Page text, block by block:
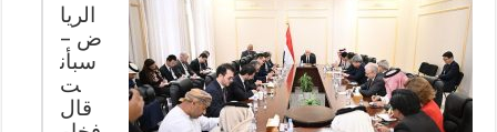
الريا
ض –
سبأن
ت
قال